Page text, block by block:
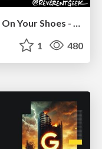
1 480